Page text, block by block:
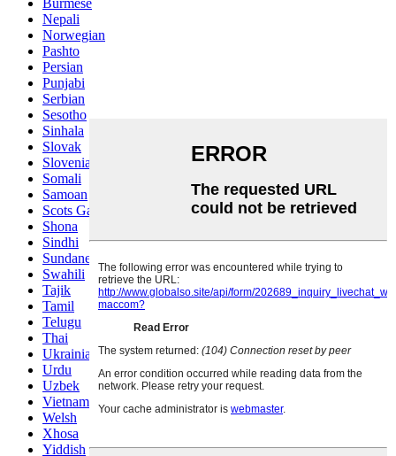
Burmese
Nepali
Norwegian
Pashto
Persian
Punjabi
Serbian
Sesotho
Sinhala
Slovak
Slovenian
Somali
Samoan
Scots Gaelic
Shona
Sindhi
Sundanese
Swahili
Tajik
Tamil
Telugu
Thai
Ukrainian
Urdu
Uzbek
Vietnamese
Welsh
Xhosa
Yiddish